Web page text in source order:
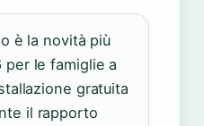
è la novità più
le famiglie a
gratuita
il rapporto